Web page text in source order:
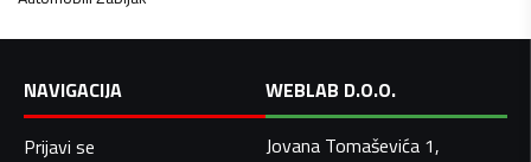
NAVIGACIJA
Prijavi se
WEBLAB D.O.O.
Jovana Tomaševića 1,